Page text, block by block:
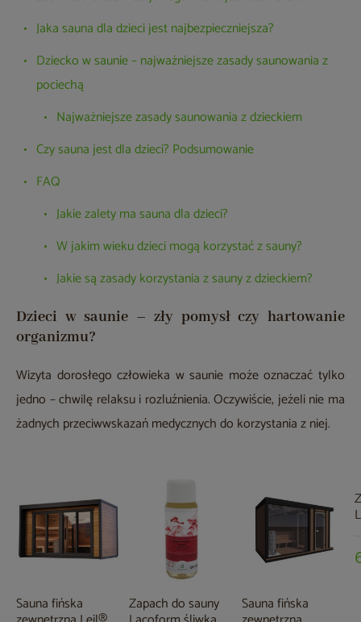
Jaka sauna dla dzieci jest najbezpieczniejsza?
Dziecko w saunie – najważniejsze zasady saunowania z
pociechą
Najważniejsze zasady saunowania z dzieckiem
Czy sauna jest dla dzieci? Podsumowanie
FAQ
Jakie zalety ma sauna dla dzieci?
W jakim wieku dzieci mogą korzystać z sauny?
Jakie są zasady korzystania z sauny z dzieckiem?
Dzieci w saunie – zły pomysł czy hartowanie
organizmu?
Wizyta dorosłego człowieka w saunie może oznaczać tylko
jedno – chwilę relaksu i rozluźnienia. Oczywiście, jeżeli nie ma
żadnych przeciwwskazań medycznych do korzystania z niej.
Sauna fińska Zapach do sauny Sauna fińska